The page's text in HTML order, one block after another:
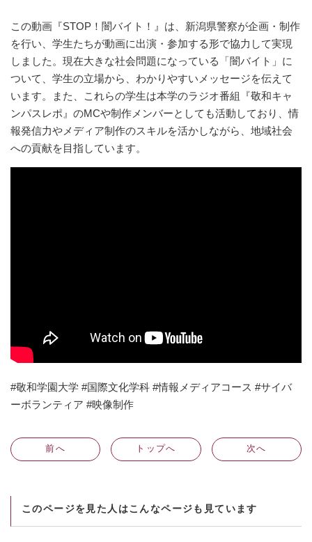
この動画『STOP！闇バイト！』は、新潟県警察が企画・制作
を行い、学生たちが動画に出演・参加する形で協力して実現
しました。現在大きな社会問題になっている「闇バイト」に
ついて、学生の立場から、わかりやすいメッセージを伝えて
います。また、これらの学生は本学のラジオ番組『敬和キャ
ンパスレポ』のMCや制作メンバーとしても活動しており、情
報発信力やメディア制作のスキルを活かしながら、地域社会
への貢献を目指しています。
#敬和学園大学 #国際文化学科 #情報メディアコース #サイバ
ーボランティア #映像制作
前へ トップへ 次へ
このページを見た人はこんなページも見ています